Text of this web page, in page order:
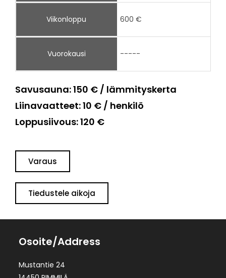
Viikonloppu 600 €
Vuorokausi -----
Savusauna: 150 € / lämmityskerta
Liinavaatteet: 10 € / henkilö
Loppusiivous: 120 €
Varaus
Tiedustele aikoja
Osoite/Address
Mustantie 24